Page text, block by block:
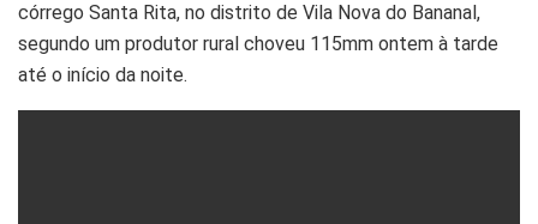
córrego Santa Rita, no distrito de Vila Nova do Bananal,
segundo um produtor rural choveu 115mm ontem à tarde
até o início da noite.